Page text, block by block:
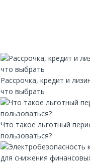
Рассрочка, кредит и
что выбрать
Что такое льготный
пользоваться?